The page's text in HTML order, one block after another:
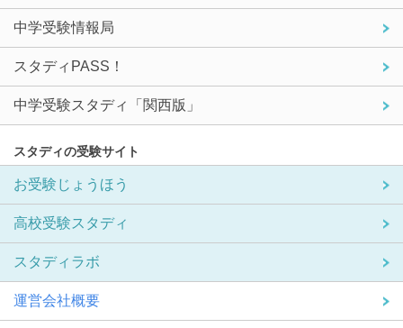
中学受験情報局
スタディPASS！
中学受験スタディ「関西版」
スタディの受験サイト
お受験じょうほう
高校受験スタディ
スタディラボ
運営会社概要